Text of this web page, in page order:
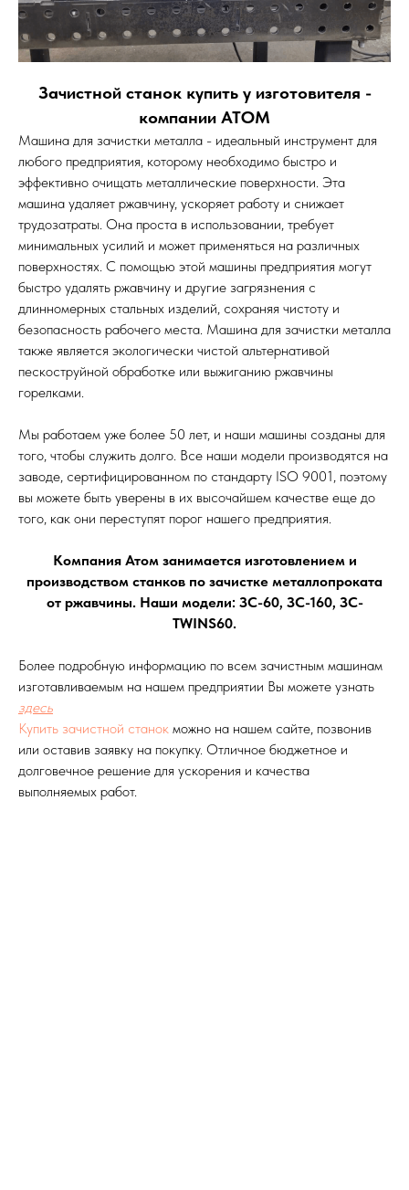
Зачистной станок купить у изготовителя -
компании АТОМ
Машина для зачистки металла - идеальный инструмент для
любого предприятия, которому необходимо быстро и
эффективно очищать металлические поверхности. Эта
машина удаляет ржавчину, ускоряет работу и снижает
трудозатраты. Она проста в использовании, требует
минимальных усилий и может применяться на различных
поверхностях. С помощью этой машины предприятия могут
быстро удалять ржавчину и другие загрязнения с
длинномерных стальных изделий, сохраняя чистоту и
безопасность рабочего места. Машина для зачистки металла
также является экологически чистой альтернативой
пескоструйной обработке или выжиганию ржавчины
горелками.
Мы работаем уже более 50 лет, и наши машины созданы для
того, чтобы служить долго. Все наши модели производятся на
заводе, сертифицированном по стандарту ISO 9001, поэтому
вы можете быть уверены в их высочайшем качестве еще до
того, как они переступят порог нашего предприятия.
Компания Атом занимается изготовлением и
производством станков по зачистке металлопроката
от ржавчины. Наши модели: ЗС-60, ЗС-160, ЗС-
TWINS60.
Более подробную информацию по всем зачистным машинам
изготавливаемым на нашем предприятии Вы можете узнать
здесь
Купить зачистной станок можно на нашем сайте, позвонив
или оставив заявку на покупку. Отличное бюджетное и
долговечное решение для ускорения и качества
выполняемых работ.